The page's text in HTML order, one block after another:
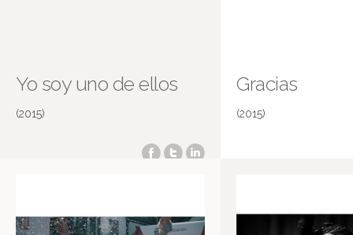
Yo soy uno de ellos
(2015)
Gracias
(2015)